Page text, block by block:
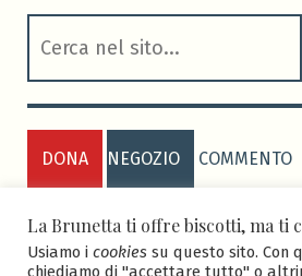
DONA NEGOZIO COMMENTO
PRIVACY POLICY COOKIE POLICY
La Brunetta ti offre biscotti, ma ti
Usiamo i cookies su questo sito. Con
chiediamo di "accettare tutto" o